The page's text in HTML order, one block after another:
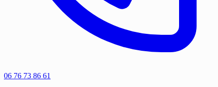
06 76 73 86 61